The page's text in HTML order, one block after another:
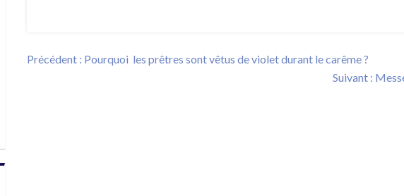
Navigation
de
Précédent : Previous
Pourquoi les prêtres sont vêtus de violet durant le carême ?
Suivant : Next